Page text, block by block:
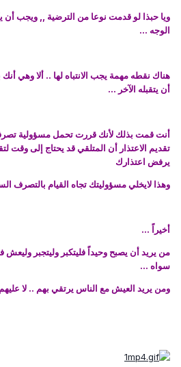
ويا حبذا لو قدمت نوعا من الترضية ,, ويجب أن
الوجه ...
هناك نقطه مهمة يجب الانتباه لها .. ألا وهي أنك
أن يتقبله الآخر ...
أنت قمت بذلك لأنك قررت تحمل مسؤولية
تقديم الاعتذار أن المتلقي قد يحتاج إلى وقت
يرفض اعتذارك
وهذا لايخلي مسؤوليتك تجاه القيام بالتصرف
أخيراً ...
من يريد أن يصبح وحيداً فليتكبر وليتجبر وليعش
سواه ...
ومن يريد العيش مع الناس يرتقي بهم .. لا عليهم